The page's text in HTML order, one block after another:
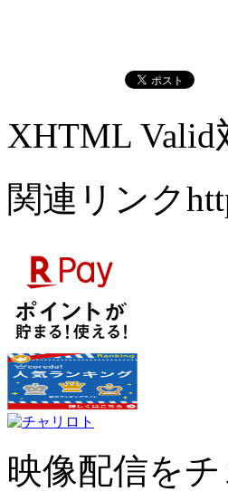
XHTML Valid
関連リンク
映像配信をチ